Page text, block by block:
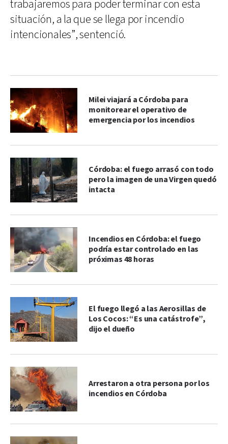
trabajaremos para poder terminar con esta
situación, a la que se llega por incendio
intencionales”, sentenció.
Milei viajará a Córdoba para
monitorear el operativo de
emergencia por los incendios
Córdoba: el fuego arrasó con todo
pero la imagen de una Virgen quedó
intacta
Incendios en Córdoba: el fuego
podría estar controlado en las
próximas 48 horas
El fuego llegó a las Aerosillas de
Los Cocos: “Es una catástrofe”,
dijo el dueño
Arrestaron a otra persona por los
incendios en Córdoba